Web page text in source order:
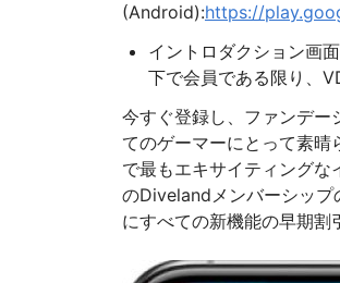
(Android):https://
イントロダクション画
下で会員である限り、
今すぐ登録し、ファンデ
てのゲーマーにとって素
で最もエキサイティング
のDivelandメンバーシップ
にすべての新機能の早期